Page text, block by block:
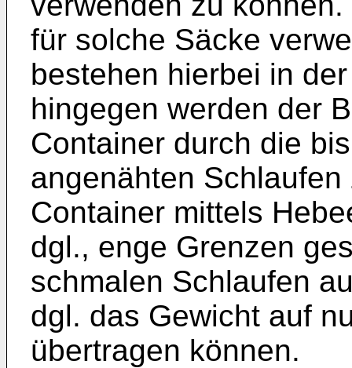
für solche Säcke
bestehen hierbei in
hingegen werden der
Container durch die
angenähten
Container mittels
dgl., enge Grenzen
schmalen Schlaufen
dgl. das Gewicht auf
übertragen können.